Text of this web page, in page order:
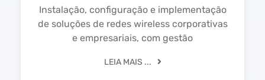
Instalação, configuração e implementação
de soluções de redes wireless corporativas
e empresariais, com gestão
LEIA MAIS ...